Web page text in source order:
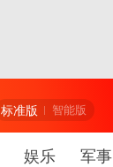
标准版 智能版
娱乐 军事